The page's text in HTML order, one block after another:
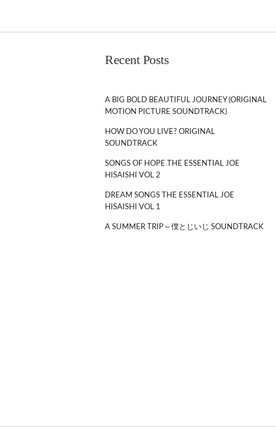
Recent Posts
A BIG BOLD BEAUTIFUL JOURNEY (ORIGINAL
MOTION PICTURE SOUNDTRACK)
HOW DO YOU LIVE? ORIGINAL
SOUNDTRACK
SONGS OF HOPE THE ESSENTIAL JOE
HISAISHI VOL 2
DREAM SONGS THE ESSENTIAL JOE
HISAISHI VOL 1
A SUMMER TRIP～僕とじいじ SOUNDTRACK